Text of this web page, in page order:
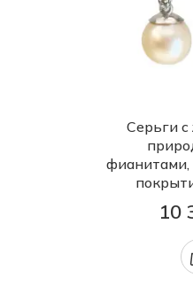
Серьги
фианитами,
10